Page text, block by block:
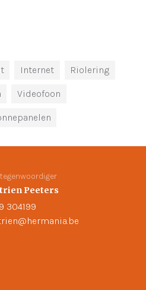
Internet Riolering
Videofoon
Peeters
304199